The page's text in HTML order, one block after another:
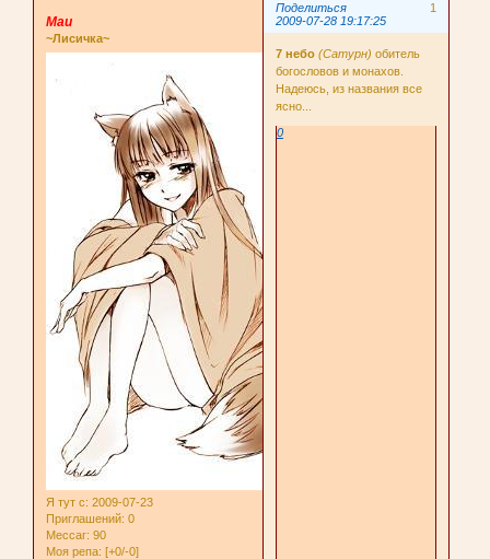
Поделиться
1
2009-07-28 19:17:25
Маи
~Лисичка~
Я тут с: 2009-07-23
Приглашений: 0
Мессаг: 90
Моя репа: [+0/-0]
7 небо (Сатурн) обитель
богословов и монахов.
Надеюсь, из названия все
ясно...
0